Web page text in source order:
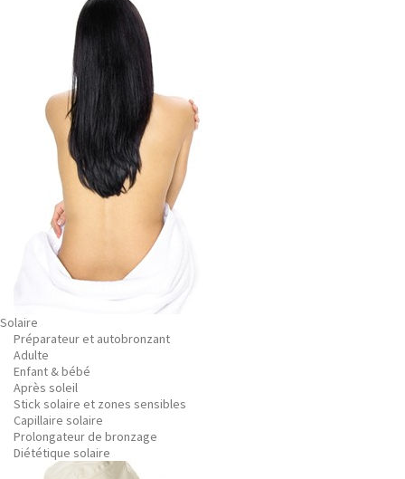
Solaire
Préparateur et autobronzant
Adulte
Enfant & bébé
Après soleil
Stick solaire et zones sensibles
Capillaire solaire
Prolongateur de bronzage
Diététique solaire